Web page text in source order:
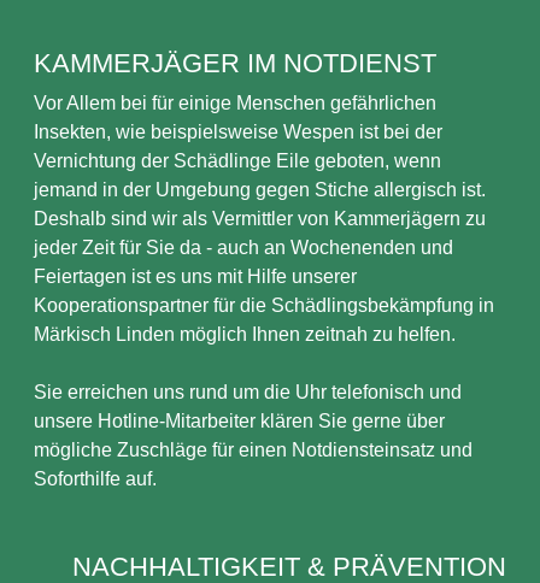
KAMMERJÄGER IM NOTDIENST
Vor Allem bei für einige Menschen gefährlichen
Insekten, wie beispielsweise Wespen ist bei der
Vernichtung der Schädlinge Eile geboten, wenn
jemand in der Umgebung gegen Stiche allergisch ist.
Deshalb sind wir als Vermittler von Kammerjägern zu
jeder Zeit für Sie da - auch an Wochenenden und
Feiertagen ist es uns mit Hilfe unserer
Kooperationspartner für die Schädlingsbekämpfung in
Märkisch Linden möglich Ihnen zeitnah zu helfen.
Sie erreichen uns rund um die Uhr telefonisch und
unsere Hotline-Mitarbeiter klären Sie gerne über
mögliche Zuschläge für einen Notdiensteinsatz und
Soforthilfe auf.
NACHHALTIGKEIT & PRÄVENTION